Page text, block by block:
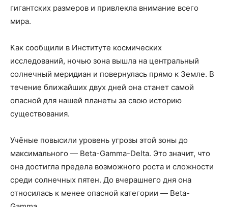
гигантских размеров и привлекла внимание всего
мира.
Как сообщили в Институте космических
исследований, ночью зона вышла на центральный
солнечный меридиан и повернулась прямо к Земле. В
течение ближайших двух дней она станет самой
опасной для нашей планеты за свою историю
существования.
Учёные повысили уровень угрозы этой зоны до
максимального — Beta-Gamma-Delta. Это значит, что
она достигла предела возможного роста и сложности
среди солнечных пятен. До вчерашнего дня она
относилась к менее опасной категории — Beta-